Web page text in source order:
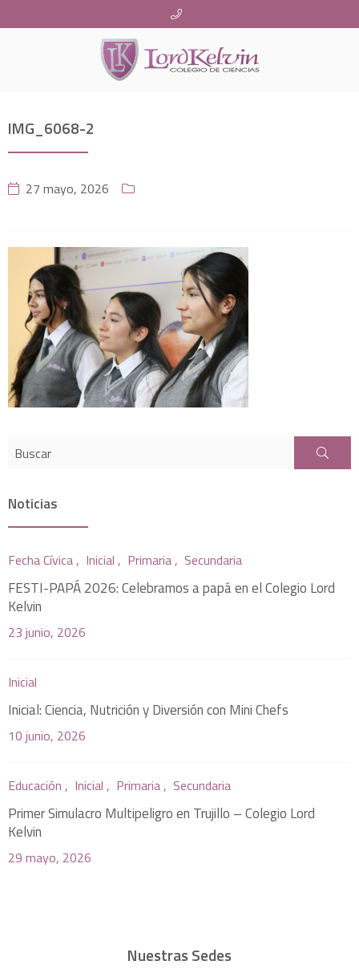
IMG_6068-2
27 mayo, 2026
Noticias
Fecha Cívica , Inicial , Primaria , Secundaria
FESTI-PAPÁ 2026: Celebramos a papá en el Colegio Lord
Kelvin
23 junio, 2026
Inicial
Inicial: Ciencia, Nutrición y Diversión con Mini Chefs
10 junio, 2026
Educación , Inicial , Primaria , Secundaria
Primer Simulacro Multipeligro en Trujillo – Colegio Lord
Kelvin
29 mayo, 2026
Nuestras Sedes